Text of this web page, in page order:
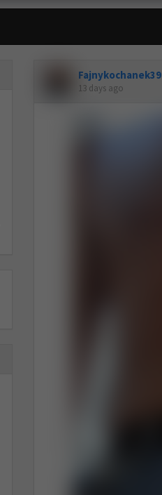
Fajnykochanek39
13 days ago